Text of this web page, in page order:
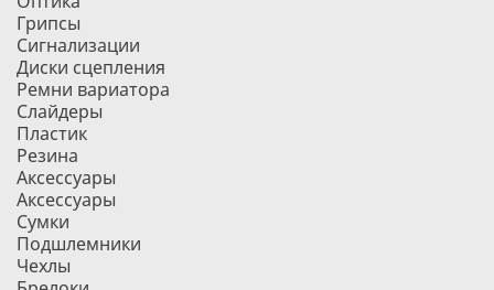
Грипсы
Сигнализации
Диски сцепления
Ремни вариатора
Слайдеры
Пластик
Резина
Аксессуары
Аксессуары
Сумки
Подшлемники
Чехлы